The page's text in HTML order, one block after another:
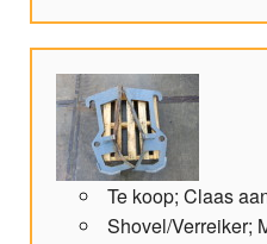
Te koop; Claas
Shovel/Verreiker;